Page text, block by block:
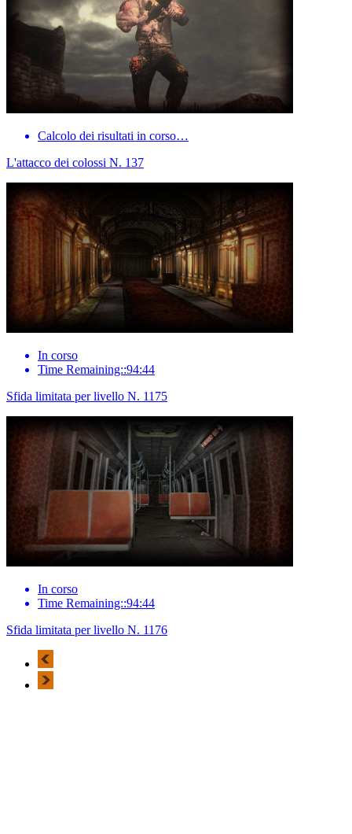
Calcolo dei risultati in corso…
L'attacco dei colossi N. 137
In corso
Time Remaining::94:44
Sfida limitata per livello N. 1175
In corso
Time Remaining::94:44
Sfida limitata per livello N. 1176